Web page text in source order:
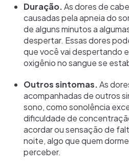
Duração.As dores de
causadas pela apneia do
de alguns minutos a
despertar. Essas dores
que você vai despertando
oxigênio no sangue se
Outros sintomas.As
acompanhadas de outros
sono, como sonolência
dificuldade de
acordar ou sensação de
noite, algo que quem
perceber.